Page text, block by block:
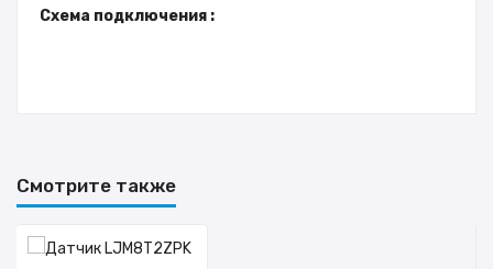
Схема подключения :
Смотрите также